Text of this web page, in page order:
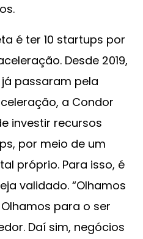
é ter 10 startups por
Desde 2019,
passaram pela
a Condor
investir recursos
por meio de um
próprio. Para isso, é
validado. “Olhamos
para o ser
Daí sim, negócios